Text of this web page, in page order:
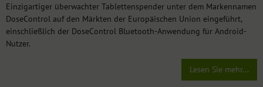
Einzigartiger überwachter Tablettenspender unter dem Markennamen
DoseControl auf den Märkten der Europäischen Union eingeführt,
einschließlich der DoseControl Bluetooth-Anwendung für Android-
Nutzer.
Lesen Sie mehr...